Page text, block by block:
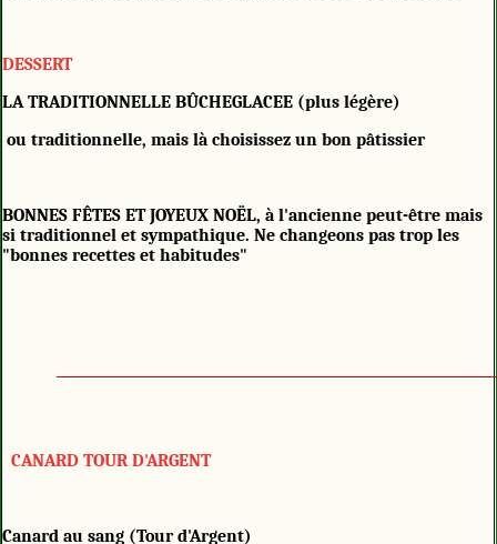
DESSERT
LA TRADITIONNELLE BÛCHEGLACEE (plus légère)
ou traditionnelle, mais là choisissez un bon pâtissier
BONNES FÊTES ET JOYEUX NOËL, à l'ancienne peut-être mais
si traditionnel et sympathique. Ne changeons pas trop les
"bonnes recettes et habitudes"
CANARD TOUR D'ARGENT
Canard au sang (Tour d'Argent)